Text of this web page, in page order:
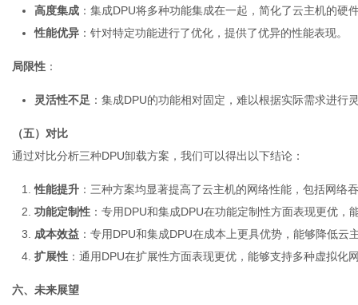
高度集成 ：集成DPU将多种功能集成在一起，简化了云主机的硬
性能优异 ：针对特定功能进行了优化，提供了优异的性能表现。
局限性 ：
灵活性不足 ：集成DPU的功能相对固定，难以根据实际需求进行
（五）对比
通过对比分析三种DPU卸载方案，我们可以得出以下结论：
性能提升 ：三种方案均显著提高了云主机的网络性能，包括网络
功能定制性 ：专用DPU和集成DPU在功能定制性方面表现更优，
成本效益 ：专用DPU和集成DPU在成本上更具优势，能够降低云
扩展性 ：通用DPU在扩展性方面表现更优，能够支持多种虚拟化
六、未来展望